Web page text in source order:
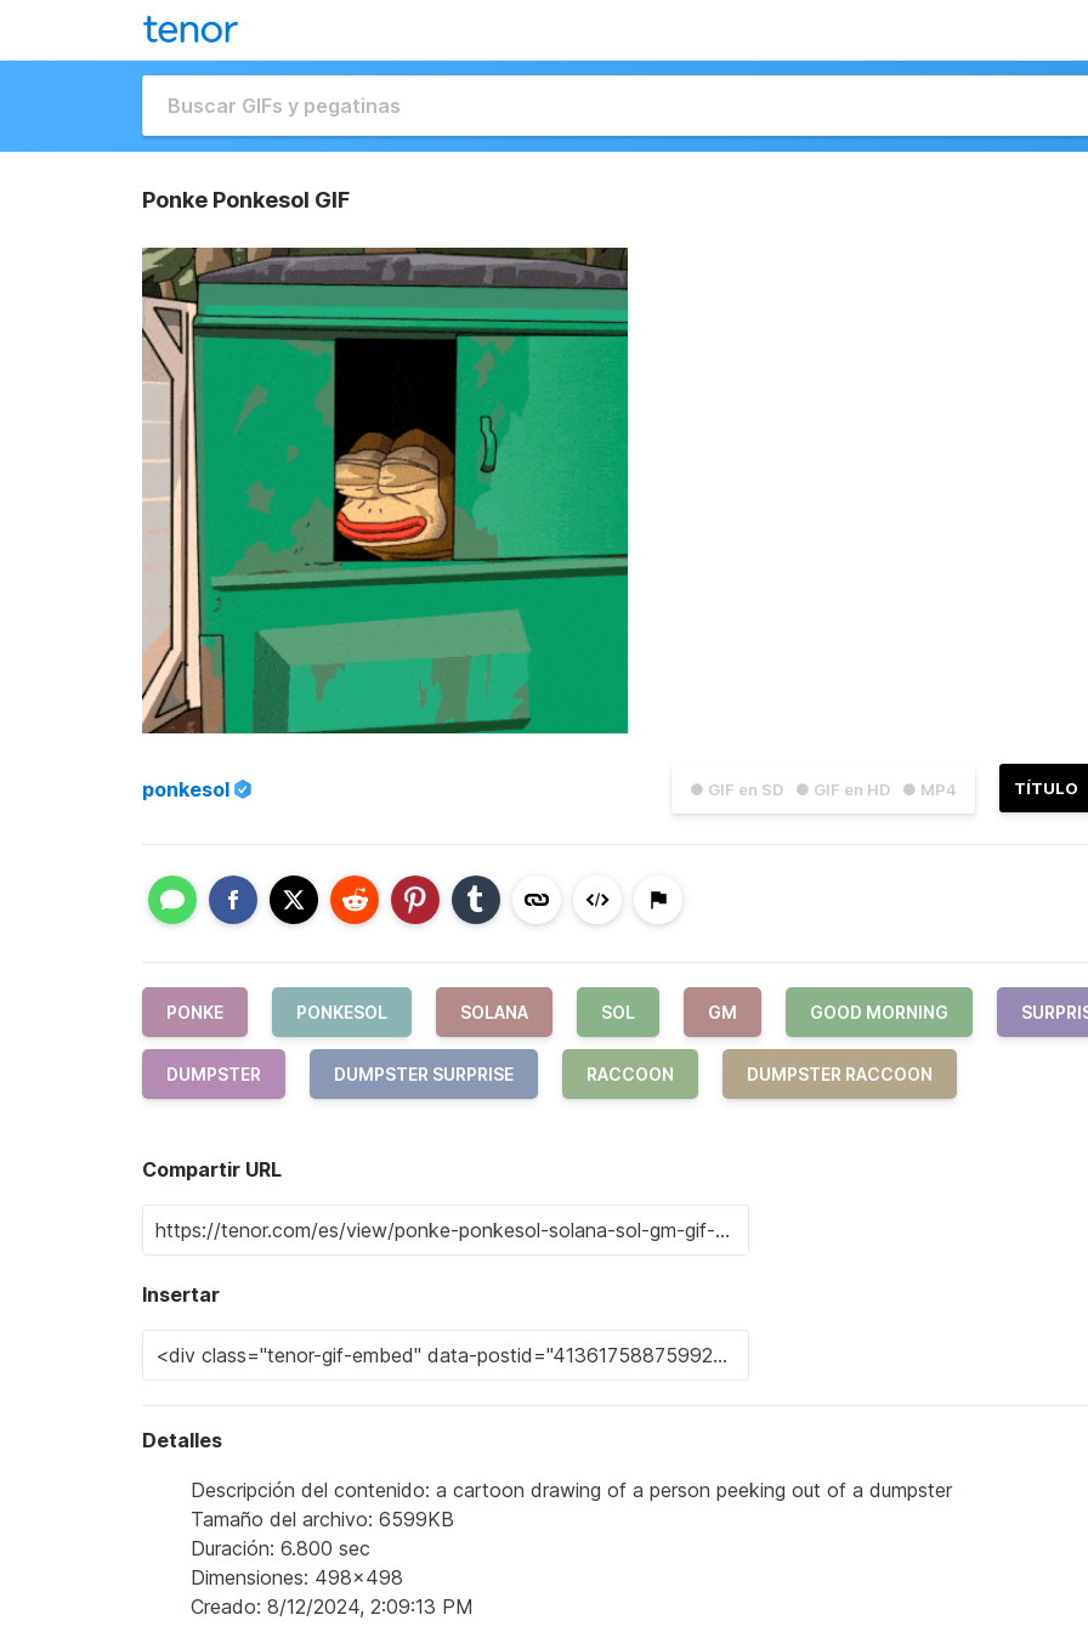
Ponke Ponkesol GIF
● GIF en SD ● GIF en HD ● MP4 TÍTULO
ponkesol
PONKE PONKESOL SOLANA SOL GM GOOD MORNING
DUMPSTER DUMPSTER SURPRISE RACCOON DUMPSTER RACCOON
Compartir URL
Insertar
Detalles
Descripción del contenido: a cartoon drawing of a person peeking out of a dumpster
Tamaño del archivo: 6599KB
Duración: 6.800 sec
Dimensiones: 498x498
Creado: 8/12/2024, 2:09:13 PM